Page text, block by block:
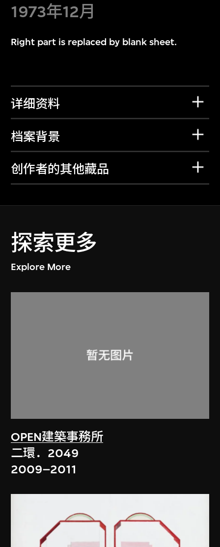
1973年12月
Right part is replaced by blank sheet.
详细资料
档案背景
创作者的其他藏品
探索更多
Explore More
OPEN建築事務所
二環．2049
2009–2011